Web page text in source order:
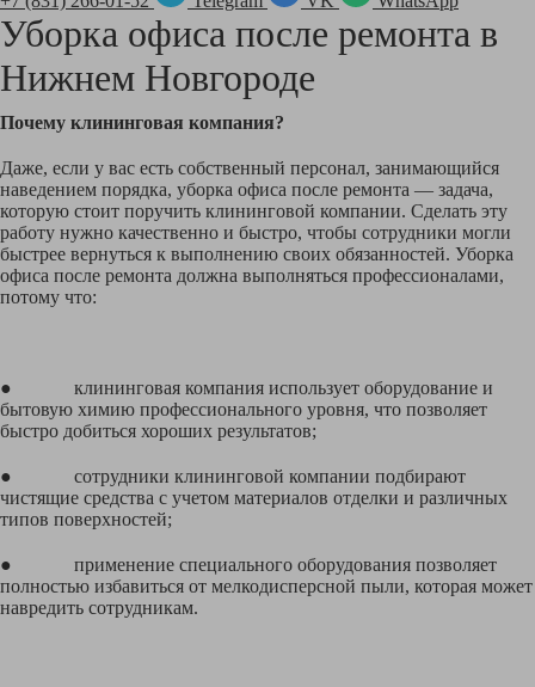
Уборка офиса после ремонта в
Нижнем Новгороде
Почему клининговая компания?
Даже, если у вас есть собственный персонал, занимающийся
наведением порядка, уборка офиса после ремонта — задача,
которую стоит поручить клининговой компании. Сделать эту
работу нужно качественно и быстро, чтобы сотрудники могли
быстрее вернуться к выполнению своих обязанностей. Уборка
офиса после ремонта должна выполняться профессионалами,
потому что:
● клининговая компания использует оборудование и
бытовую химию профессионального уровня, что позволяет
быстро добиться хороших результатов;
● сотрудники клининговой компании подбирают
чистящие средства с учетом материалов отделки и различных
типов поверхностей;
● применение специального оборудования позволяет
полностью избавиться от мелкодисперсной пыли, которая может
навредить сотрудникам.